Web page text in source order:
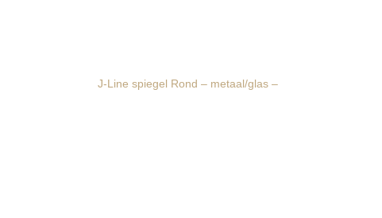
J-Line spiegel Rond – metaal/glas –